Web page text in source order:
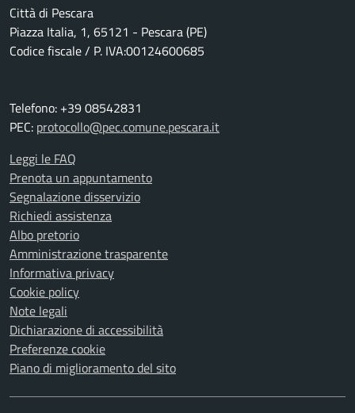
Città di Pescara
Piazza Italia, 1, 65121 - Pescara (PE)
Codice fiscale / P. IVA:00124600685
Telefono: +39 08542831
PEC: protocollo@pec.comune.pescara.it
Leggi le FAQ
Prenota un appuntamento
Segnalazione disservizio
Richiedi assistenza
Albo pretorio
Amministrazione trasparente
Informativa privacy
Cookie policy
Note legali
Dichiarazione di accessibilità
Preferenze cookie
Piano di miglioramento del sito